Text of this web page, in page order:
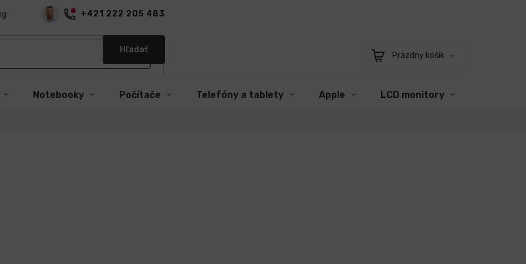
+421 222 205 483
Hľadať
Nákupný
Prázdny košík
Notebooky Počítače Telefóny a tablety Apple LCD monitory